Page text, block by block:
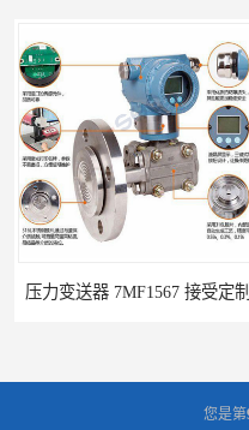
压力变送器 7MF1567 接受定制
您是第